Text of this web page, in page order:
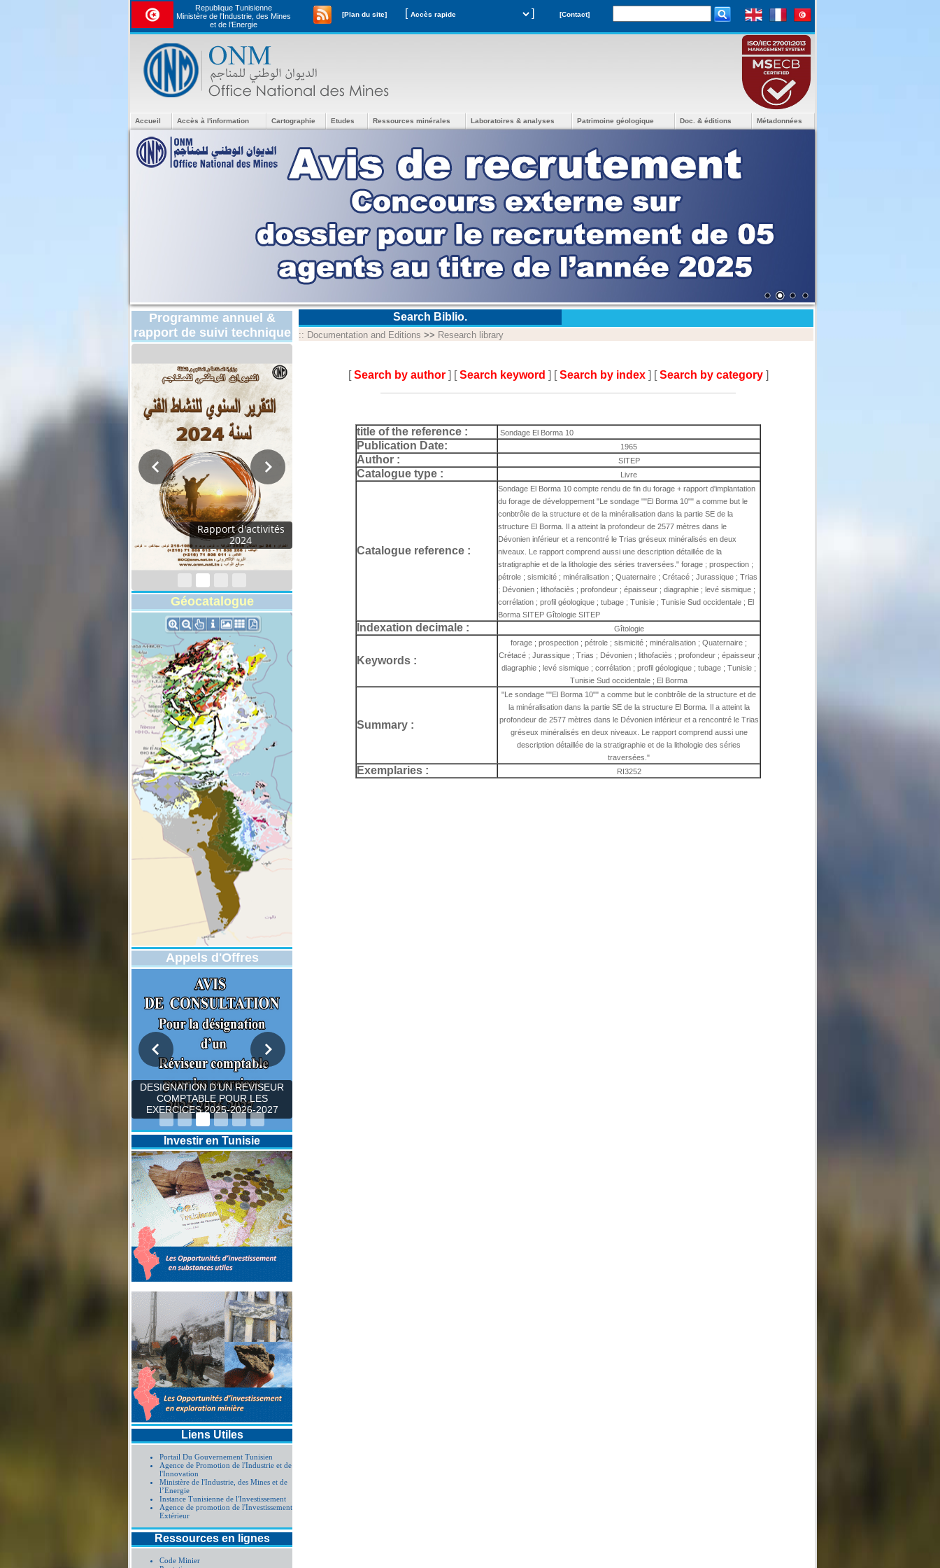
Republique Tunisienne
Ministère de l'Industrie, des Mines
et de l’Energie
[Plan du site] [ ] [Contact]
Accueil Accès à l'information Cartographie Etudes Ressources minérales Laboratoires & analyses Patrimoine géologique Doc. & éditions Métadonnées
Programme annuel &
rapport de suivi technique
Rapport d'activités
2024
Géocatalogue
Appels d'Offres
DESIGNATION D’UN REVISEUR
COMPTABLE POUR LES
EXERCICES 2025-2026-2027
Investir en Tunisie
Liens Utiles
Portail Du Gouvernement Tunisien
Agence de Promotion de l'Industrie et de
l'Innovation
Ministère de l'Industrie, des Mines et de
l’Energie
Instance Tunisienne de l'Investissement
Agence de promotion de l'Investissement
Extérieur
Ressources en lignes
Code Minier
Search Biblio.
:: Documentation and Editions >> Research library
[Search by author ] [Search keyword ] [Search by index ] [Search by category ]
title of the reference : Sondage El Borma 10
Publication Date: 1965
Author : SITEP
Catalogue type : Livre
Catalogue reference :
Sondage El Borma 10 compte rendu de fin du forage + rapport d'implantation
du forage de développement "Le sondage ""El Borma 10"" a comme but le
conbtrôle de la structure et de la minéralisation dans la partie SE de la
structure El Borma. Il a atteint la profondeur de 2577 mètres dans le
Dévonien inférieur et a rencontré le Trias gréseux minéralisés en deux
niveaux. Le rapport comprend aussi une description détaillée de la
stratigraphie et de la lithologie des séries traversées." forage ; prospection ;
pétrole ; sismicité ; minéralisation ; Quaternaire ; Crétacé ; Jurassique ; Trias
; Dévonien ; lithofaciès ; profondeur ; épaisseur ; diagraphie ; levé sismique ;
corrélation ; profil géologique ; tubage ; Tunisie ; Tunisie Sud occidentale ; El
Borma SITEP Gîtologie SITEP
Indexation decimale : Gîtologie
Keywords :
forage ; prospection ; pétrole ; sismicité ; minéralisation ; Quaternaire ;
Crétacé ; Jurassique ; Trias ; Dévonien ; lithofaciès ; profondeur ; épaisseur ;
diagraphie ; levé sismique ; corrélation ; profil géologique ; tubage ; Tunisie ;
Tunisie Sud occidentale ; El Borma
Summary :
"Le sondage ""El Borma 10"" a comme but le conbtrôle de la structure et de
la minéralisation dans la partie SE de la structure El Borma. Il a atteint la
profondeur de 2577 mètres dans le Dévonien inférieur et a rencontré le Trias
gréseux minéralisés en deux niveaux. Le rapport comprend aussi une
description détaillée de la stratigraphie et de la lithologie des séries
traversées."
Exemplaries : RI3252